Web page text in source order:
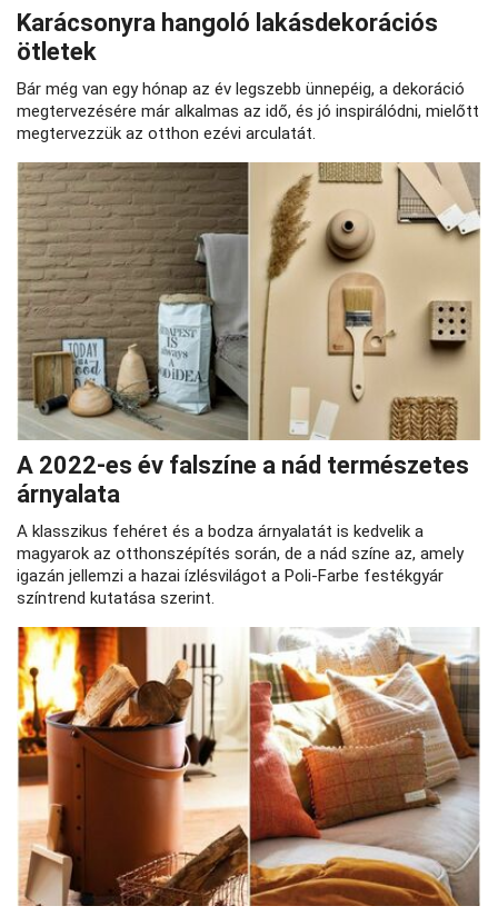
Karácsonyra hangoló lakásdekorációs
ötletek
Bár még van egy hónap az év legszebb ünnepéig, a dekoráció
megtervezésére már alkalmas az idő, és jó inspirálódni, mielőtt
megtervezzük az otthon ezévi arculatát.
A 2022-es év falszíne a nád természetes
árnyalata
A klasszikus fehéret és a bodza árnyalatát is kedvelik a
magyarok az otthonszépítés során, de a nád színe az, amely
igazán jellemzi a hazai ízlésvilágot a Poli-Farbe festékgyár
színtrend kutatása szerint.